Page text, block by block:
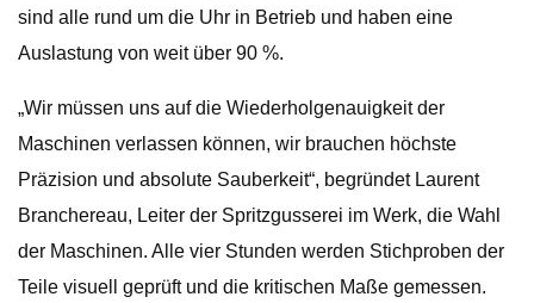
sind alle rund um die Uhr in Betrieb und haben eine
Auslastung von weit über 90 %.
„Wir müssen uns auf die Wiederholgenauigkeit der
Maschinen verlassen können, wir brauchen höchste
Präzision und absolute Sauberkeit“, begründet Laurent
Branchereau, Leiter der Spritzgusserei im Werk, die Wahl
der Maschinen. Alle vier Stunden werden Stichproben der
Teile visuell geprüft und die kritischen Maße gemessen.